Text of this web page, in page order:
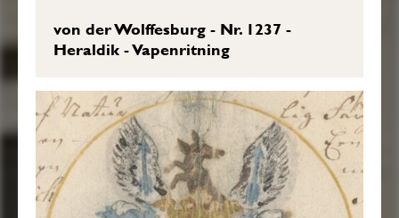
von der Wolffesburg - Nr. 1237 -
Heraldik - Vapenritning